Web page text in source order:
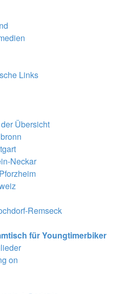
Links
Übersicht
Neckar
Remseck
für Youngtimerbiker
on